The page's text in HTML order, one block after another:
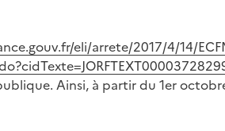
eli/arrete/2017/4/14/
Ainsi, à partir du 1er